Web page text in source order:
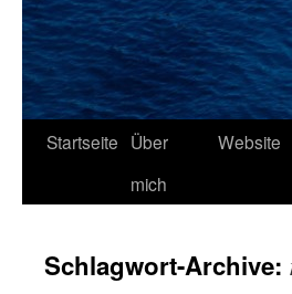
Zum
Startseite Über
mich
Website
Schlagwort-Archive: